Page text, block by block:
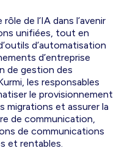
de l’IA dans l’avenir
unifiées, tout en
d’automatisation
d’entreprise
de gestion des
les responsables
le provisionnement
migrations et assurer la
de communication,
de communications
et rentables.